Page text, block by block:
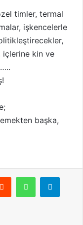
timler, termal
işkencelerle
içlerine kin ve
başka,
WhatsApp